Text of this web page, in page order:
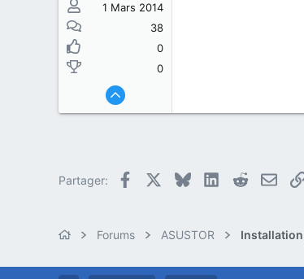
1 Mars 2014
38
0
0
Partager: Facebook BlueskyLinkedIn
RedditE-
Forums ASUSTOR